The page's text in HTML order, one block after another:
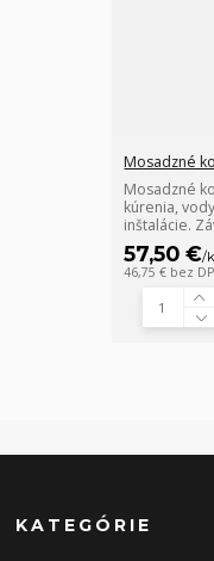
Mosadzné
Mosadzné
kúrenia,
inštalácie.
57,50 €/
46,75 € bez
KATEGÓRIE